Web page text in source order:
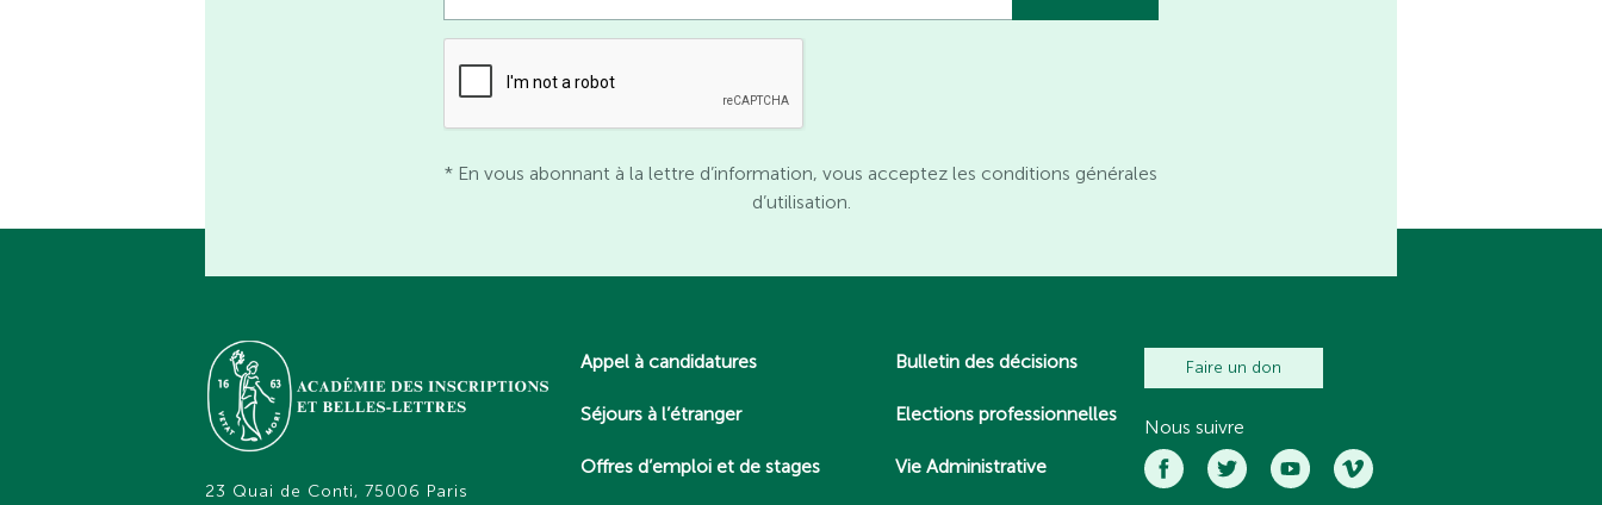
* En vous abonnant à la lettre d’information, vous acceptez les conditions générales
d’utilisation.
23 Quai de Conti, 75006 Paris
Appel à candidatures
Séjours à l’étranger
Offres d’emploi et de stages
Bulletin des décisions
Elections professionnelles
Vie Administrative
Faire un don
Nous suivre